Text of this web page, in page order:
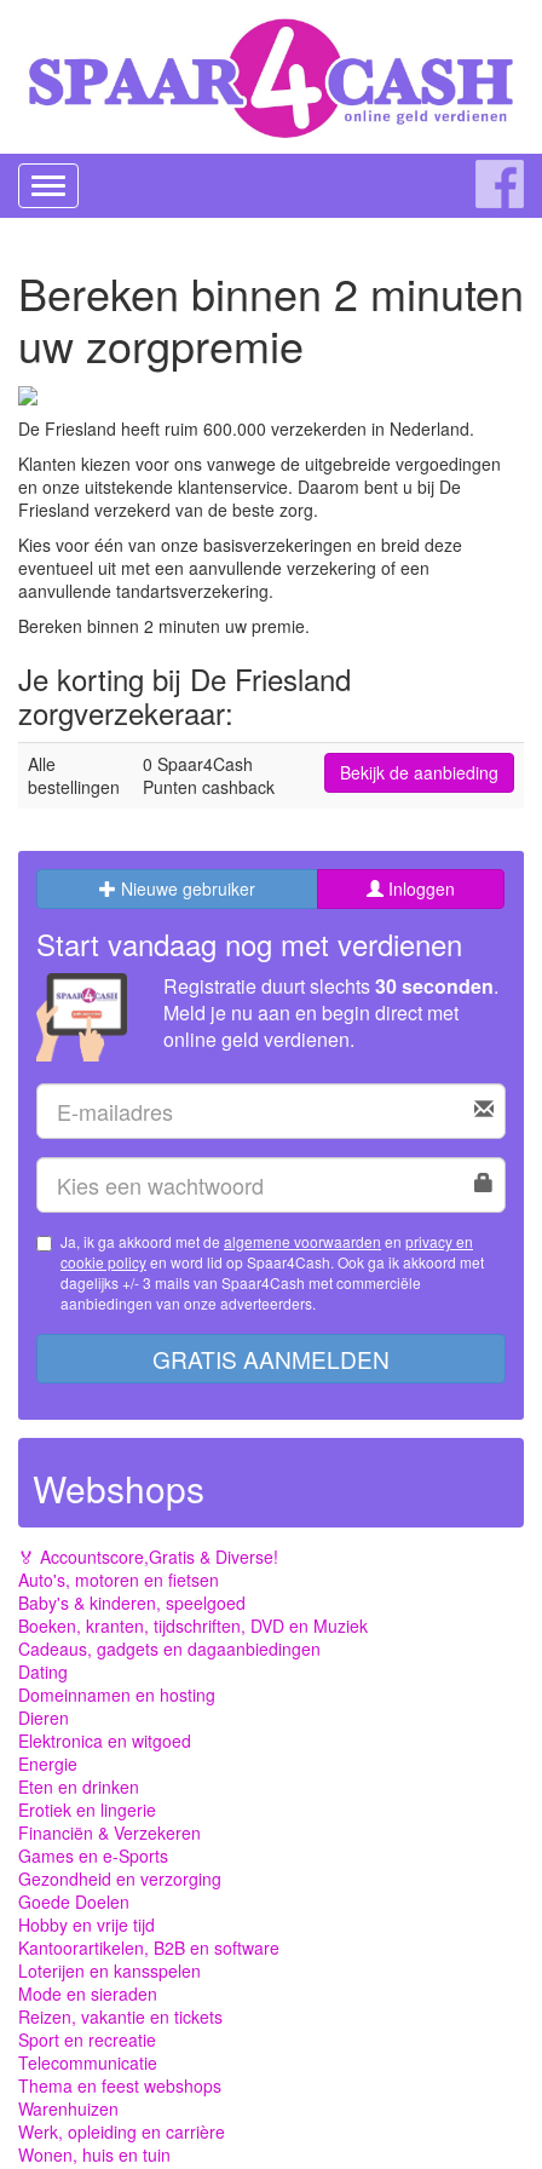
Toggle
navigation
Bereken binnen 2 minuten
uw zorgpremie
De Friesland heeft ruim 600.000 verzekerden in Nederland.
Klanten kiezen voor ons vanwege de uitgebreide vergoedingen
en onze uitstekende klantenservice. Daarom bent u bij De
Friesland verzekerd van de beste zorg.
Kies voor één van onze basisverzekeringen en breid deze
eventueel uit met een aanvullende verzekering of een
aanvullende tandartsverzekering.
Bereken binnen 2 minuten uw premie.
Je korting bij De Friesland
zorgverzekeraar:
Alle
bestellingen
0 Spaar4Cash
Punten cashback
Bekijk de aanbieding
Nieuwe gebruiker Inloggen
Start vandaag nog met verdienen
Registratie duurt slechts30 seconden.
Meld je nu aan en begin direct met
online geld verdienen.
Ja, ik ga akkoord met de algemene voorwaarden en privacy en
cookie policy
dagelijks +/- 3 mails van Spaar4Cash met commerciële
aanbiedingen van onze adverteerders.
GRATIS AANMELDEN
Webshops
🏅 Accountscore,Gratis & Diverse!
Auto's, motoren en fietsen
Baby's & kinderen, speelgoed
Boeken, kranten, tijdschriften, DVD en Muziek
Cadeaus, gadgets en dagaanbiedingen
Dating
Domeinnamen en hosting
Dieren
Elektronica en witgoed
Energie
Eten en drinken
Erotiek en lingerie
Financiën & Verzekeren
Games en e-Sports
Gezondheid en verzorging
Goede Doelen
Hobby en vrije tijd
Kantoorartikelen, B2B en software
Loterijen en kansspelen
Mode en sieraden
Reizen, vakantie en tickets
Sport en recreatie
Telecommunicatie
Thema en feest webshops
Warenhuizen
Werk, opleiding en carrière
Wonen, huis en tuin